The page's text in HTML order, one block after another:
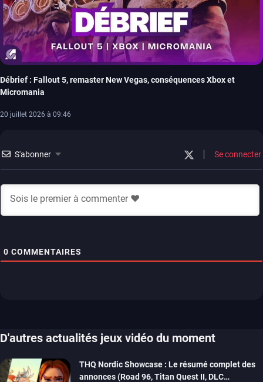
Débrief : Fallout 5, remaster New Vegas, conséquences Xbox et
Micromania
20 juillet 2026 à 09:46
S'abonner Se connecter
0 COMMENTAIRES
D'autres actualités jeux vidéo du moment
THQ Nordic Showcase : Le résumé complet des
annonces (Road 96, Titan Quest II, DLC